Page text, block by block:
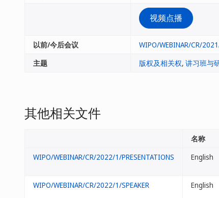
视频点播
以前/今后会议 WIPO/WEBINAR/CR/
主题
版权及相关权, 讲习班与
其他相关文件
名称
WIPO/WEBINAR/CR/2022/1/PRESENTATIONS
English
WIPO/WEBINAR/CR/2022/1/SPEAKER English